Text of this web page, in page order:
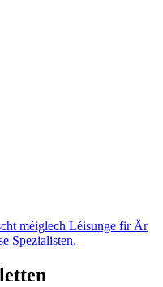
méiglech Léisunge fir Är
Spezialisten.